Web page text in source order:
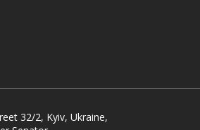
32/2, Kyiv, Ukraine,